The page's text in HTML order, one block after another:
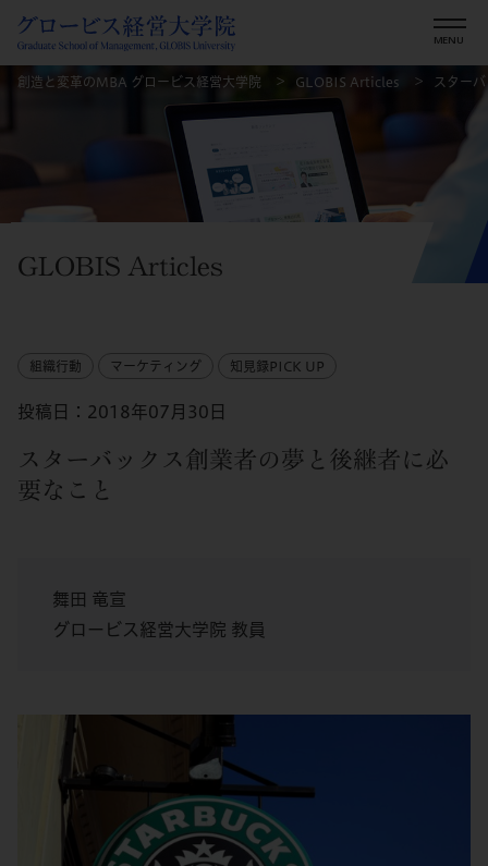
創造と変革のMBA グロービス経営大学院 GLOBIS Articles スター
GLOBIS Articles
組織行動 マーケティング 知見録PICK UP
投稿日：2018年07月30日
スターバックス創業者の夢と後継者に必
要なこと
舞田 竜宣
グロービス経営大学院 教員